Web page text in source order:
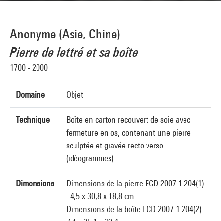
Anonyme (Asie, Chine)
Pierre de lettré et sa boîte
1700 - 2000
Domaine Objet
Technique
Boîte en carton recouvert de soie avec
fermeture en os, contenant une pierre
sculptée et gravée recto verso
(idéogrammes)
Dimensions
Dimensions de la pierre ECD.2007.1.204(1)
: 4,5 x 30,8 x 18,8 cm
Dimensions de la boîte ECD.2007.1.204(2) :